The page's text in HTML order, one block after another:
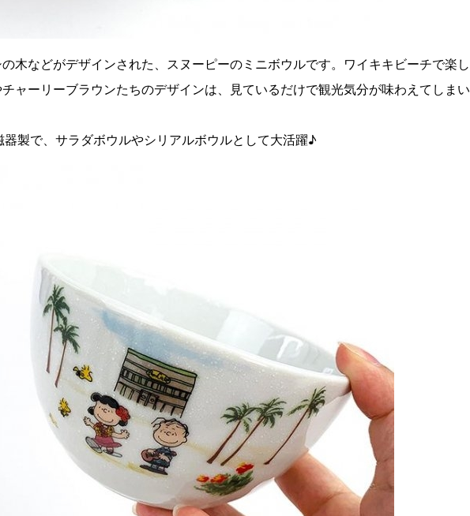
木などがデザインされた、スヌーピーのミニボウルです。ワイキキビーチで楽し
ャーリーブラウンたちのデザインは、見ているだけで観光気分が味わえてしまい
製で、サラダボウルやシリアルボウルとして大活躍♪